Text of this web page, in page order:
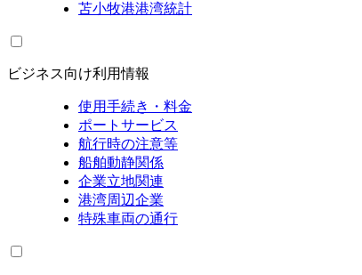
苫小牧港港湾統計
ビジネス向け利用情報
使用手続き・料金
ポートサービス
航行時の注意等
船舶動静関係
企業立地関連
港湾周辺企業
特殊車両の通行